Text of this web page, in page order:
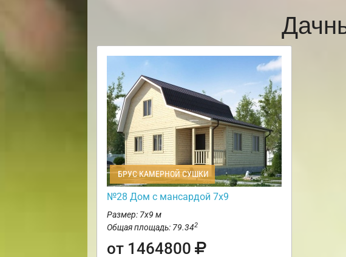
БРУС КАМЕРНОЙ СУШКИ
№28 Дом с мансардой 7х9
Размер: 7х9 м
Общая площадь: 79.342
от 1464800